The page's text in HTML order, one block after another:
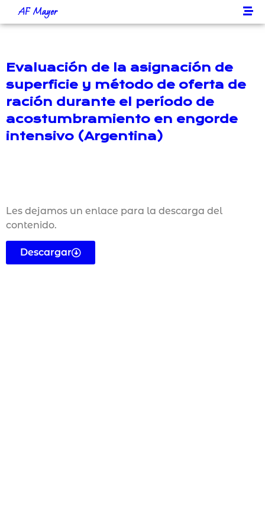
AF Mayer
Evaluación de la asignación de
superficie y método de oferta de
ración durante el período de
acostumbramiento en engorde
intensivo (Argentina)
Les dejamos un enlace para la descarga del
contenido.
Descargar